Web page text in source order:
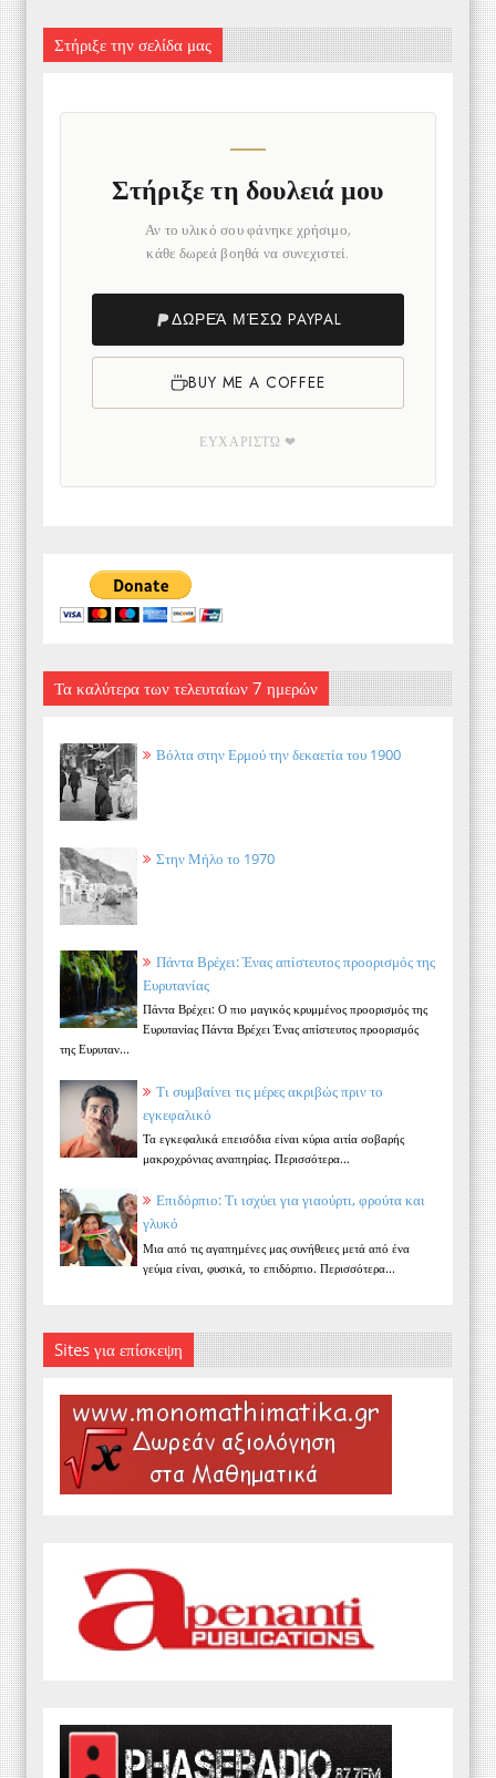
Στήριξε την σελίδα μας
Στήριξε τη δουλειά μου
Αν το υλικό σου φάνηκε χρήσιμο,
κάθε δωρεά βοηθά να συνεχιστεί.
ΔΩΡΕΆ ΜΈΣΩ PAYPAL
BUY ME A COFFEE
ΕΥΧΑΡΙΣΤΏ ❤
Τα καλύτερα των τελευταίων 7 ημερών
Βόλτα στην Ερμού την δεκαετία του 1900
Στην Μήλο το 1970
Πάντα Βρέχει: Ένας απίστευτος προορισμός της
Ευρυτανίας
Πάντα Βρέχει: Ο πιο μαγικός κρυμμένος προορισμός της
Ευρυτανίας Πάντα Βρέχει Ένας απίστευτος προορισμός
της Ευρυταν...
Τι συμβαίνει τις μέρες ακριβώς πριν το
εγκεφαλικό
Τα εγκεφαλικά επεισόδια είναι κύρια αιτία σοβαρής
μακροχρόνιας αναπηρίας. Περισσότερα...
Επιδόρπιο: Τι ισχύει για γιαούρτι, φρούτα και
γλυκό
Μια από τις αγαπημένες μας συνήθειες μετά από ένα
γεύμα είναι, φυσικά, το επιδόρπιο. Περισσότερα...
Sites για επίσκεψη